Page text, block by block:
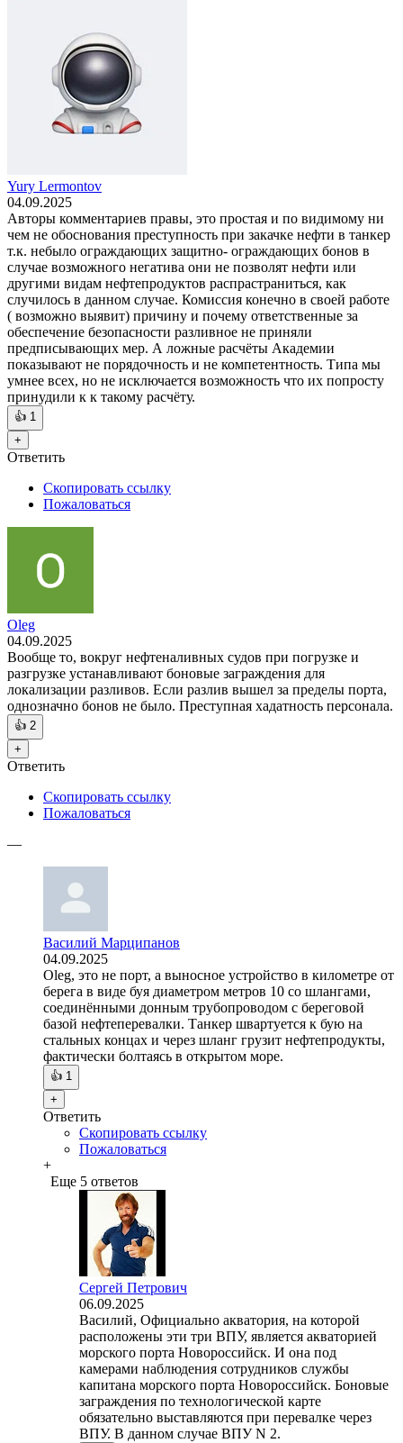
Yury Lermontov
04.09.2025
Авторы комментариев правы, это простая и по видимому ни
чем не обоснования преступность при закачке нефти в танкер
т.к. небыло ограждающих защитно- ограждающих бонов в
случае возможного негатива они не позволят нефти или
другими видам нефтепродуктов распрастраниться, как
случилось в данном случае. Комиссия конечно в своей работе
( возможно выявит) причину и почему ответственные за
обеспечение безопасности разливное не приняли
предписывающих мер. А ложные расчёты Академии
показывают не порядочность и не компетентность. Типа мы
умнее всех, но не исключается возможность что их попросту
принудили к к такому расчёту.
👍 1
+
Ответить
Скопировать ссылку
Пожаловаться
Oleg
04.09.2025
Вообще то, вокруг нефтеналивных судов при погрузке и
разгрузке устанавливают боновые заграждения для
локализации разливов. Если разлив вышел за пределы порта,
однозначно бонов не было. Преступная хадатность персонала.
👍 2
+
Ответить
Скопировать ссылку
Пожаловаться
—
Василий Марципанов
04.09.2025
Oleg, это не порт, а выносное устройство в километре от
берега в виде буя диаметром метров 10 со шлангами,
соединёнными донным трубопроводом с береговой
базой нефтеперевалки. Танкер швартуется к бую на
стальных концах и через шланг грузит нефтепродукты,
фактически болтаясь в открытом море.
👍 1
+
Ответить
Скопировать ссылку
Пожаловаться
+
Еще 5 ответов
Сергей Петрович
06.09.2025
Василий, Официально акватория, на которой
расположены эти три ВПУ, является акваторией
морского порта Новороссийск. И она под
камерами наблюдения сотрудников службы
капитана морского порта Новороссийск. Боновые
заграждения по технологической карте
обязательно выставляются при перевалке через
ВПУ. В данном случае ВПУ N 2.